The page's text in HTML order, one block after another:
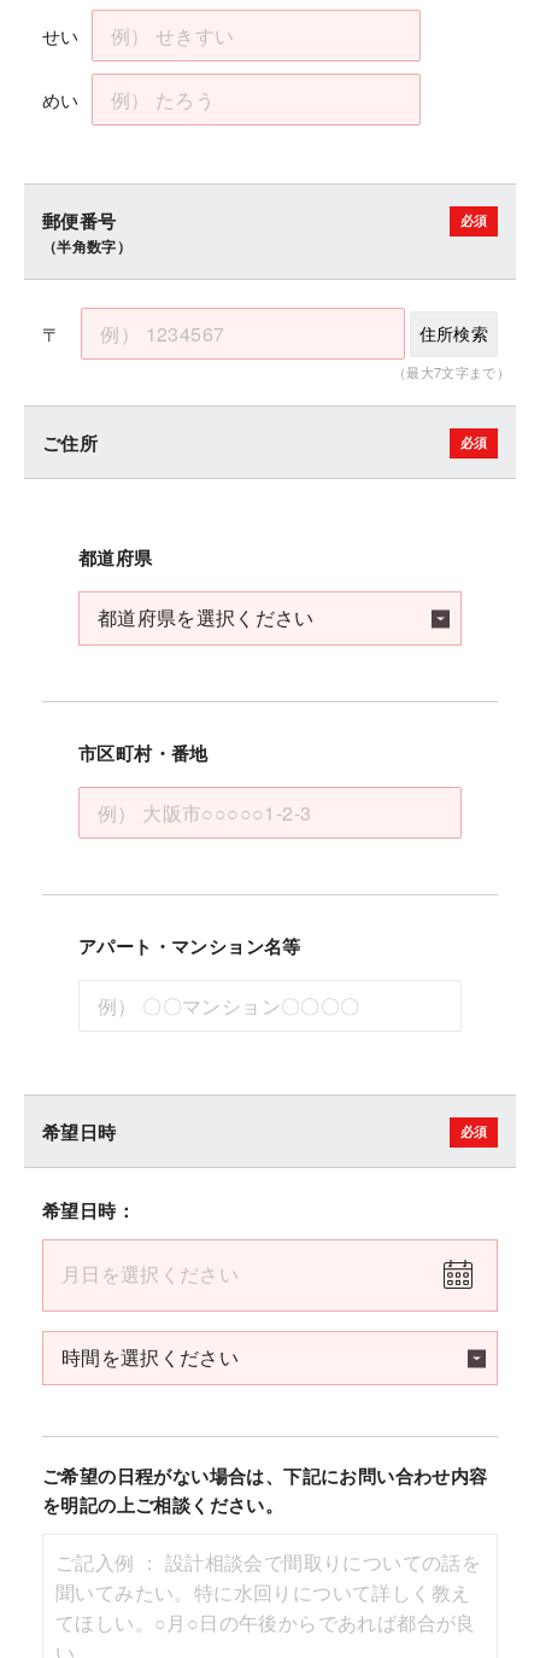
せい
めい
郵便番号
（半角数字）
〒
（最大7文字まで）
住所検索
ご住所
都道府県
市区町村・番地
アパート・マンション名等
希望日時
希望日時：
ご希望の日程がない場合は、下記にお問い合わせ内容
を明記の上ご相談ください。